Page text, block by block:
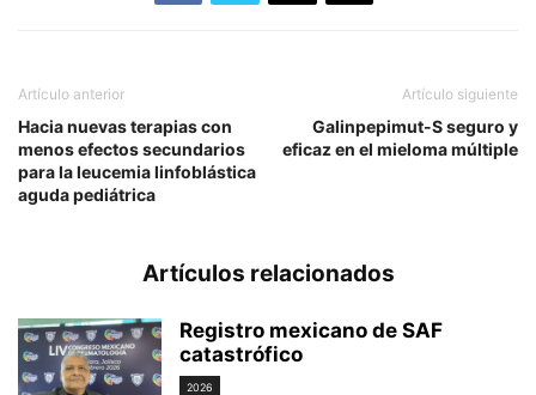
Artículo anterior
Hacia nuevas terapias con
menos efectos secundarios
para la leucemia linfoblástica
aguda pediátrica
Artículo siguiente
Galinpepimut-S seguro y
eficaz en el mieloma múltiple
Artículos relacionados
Registro mexicano de SAF
catastrófico
2026